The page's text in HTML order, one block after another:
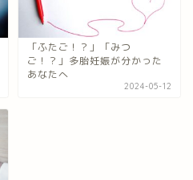
「ふたご！？」「みつ
ご！？」多胎妊娠が分かった
あなたへ
2024-05-12